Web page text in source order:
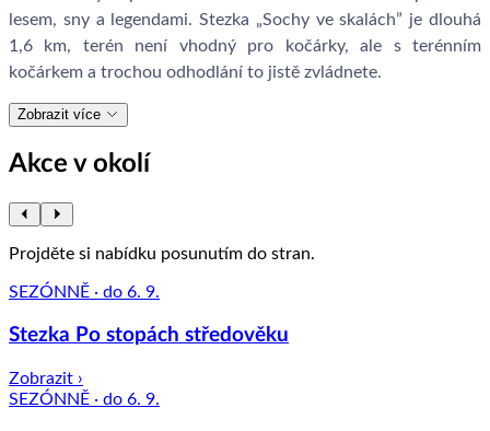
lesem, sny a legendami. Stezka „Sochy ve skalách” je dlouhá
1,6 km, terén není vhodný pro kočárky, ale s terénním
kočárkem a trochou odhodlání to jistě zvládnete.
Zobrazit více
Akce v okolí
Projděte si nabídku posunutím do stran.
SEZÓNNĚ · do 6. 9.
Stezka Po stopách středověku
Zobrazit ›
SEZÓNNĚ · do 6. 9.